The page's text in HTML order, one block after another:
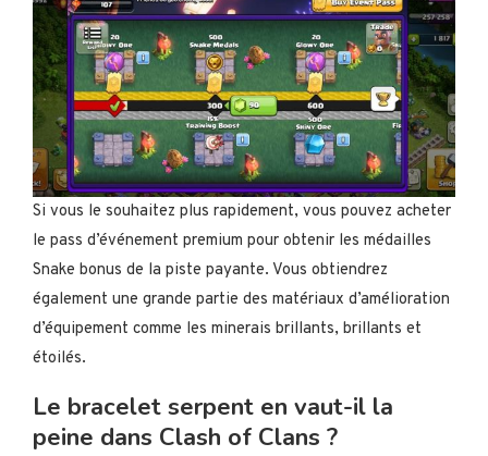
Si vous le souhaitez plus rapidement, vous pouvez acheter
le pass d’événement premium pour obtenir les médailles
Snake bonus de la piste payante. Vous obtiendrez
également une grande partie des matériaux d’amélioration
d’équipement comme les minerais brillants, brillants et
étoilés.
Le bracelet serpent en vaut-il la
peine dans Clash of Clans ?